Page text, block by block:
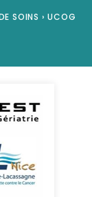
SOINS › UCOG